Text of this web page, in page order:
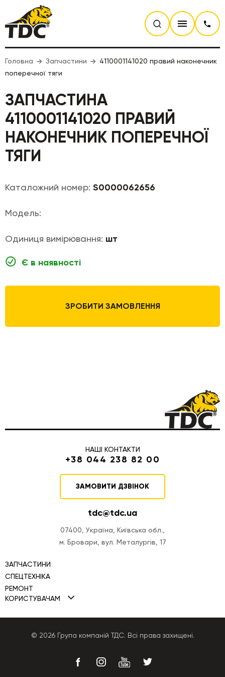
Головна Запчастини
4110001141020 правий наконечник
поперечної тяги
ЗАПЧАСТИНА
4110001141020 ПРАВИЙ
НАКОНЕЧНИК ПОПЕРЕЧНОЇ
ТЯГИ
Каталожний номер: S0000062656
Модель:
Одиниця вимірювання: шт
Є в наявності
ЗРОБИТИ ЗАМОВЛЕННЯ
ЗАПЧАСТИНИ
СПЕЦТЕХНІКА
Міні навантажувачі TDC
Екскаватори-навантажувачі
РЕМОНТ
КОРИСТУВАЧАМ
Політика Cookies
Політика конфіденційності
НАШІ КОНТАКТИ
+38 044 238 82 00
ЗАМОВИТИ ДЗВІНОК
tdc@tdc.ua
07400, Україна, Київська обл.,
м. Бровари, вул. Металургів, 17
© 2026 Група компаній ТДС. Всі права захищені.